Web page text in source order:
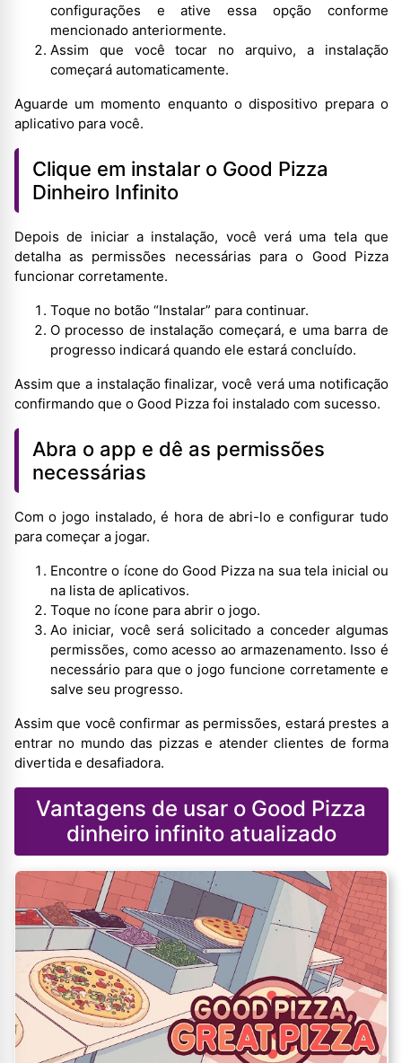
configurações e ative essa opção conforme
mencionado anteriormente.
Assim que você tocar no arquivo, a instalação
começará automaticamente.
Aguarde um momento enquanto o dispositivo prepara o
aplicativo para você.
Clique em instalar o Good Pizza
Dinheiro Infinito
Depois de iniciar a instalação, você verá uma tela que
detalha as permissões necessárias para o Good Pizza
funcionar corretamente.
Toque no botão “Instalar” para continuar.
O processo de instalação começará, e uma barra de
progresso indicará quando ele estará concluído.
Assim que a instalação finalizar, você verá uma notificação
confirmando que o Good Pizza foi instalado com sucesso.
Abra o app e dê as permissões
necessárias
Com o jogo instalado, é hora de abri-lo e configurar tudo
para começar a jogar.
Encontre o ícone do Good Pizza na sua tela inicial ou
na lista de aplicativos.
Toque no ícone para abrir o jogo.
Ao iniciar, você será solicitado a conceder algumas
permissões, como acesso ao armazenamento. Isso é
necessário para que o jogo funcione corretamente e
salve seu progresso.
Assim que você confirmar as permissões, estará prestes a
entrar no mundo das pizzas e atender clientes de forma
divertida e desafiadora.
Vantagens de usar o Good Pizza
dinheiro infinito atualizado